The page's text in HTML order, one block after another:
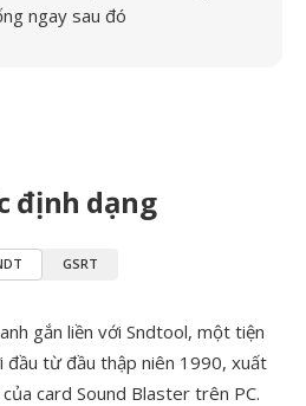
ngay sau đó
định dạng
GSRT
gắn liền với Sndtool, một tiện
đầu từ đầu thập niên 1990, xuất
card Sound Blaster trên PC.